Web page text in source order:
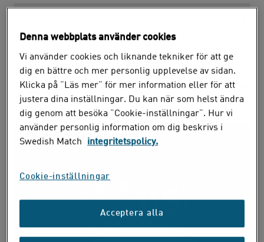
Öppettider
Kontakta butiken
Denna webbplats använder cookies
Vi använder cookies och liknande tekniker för att ge
dig en bättre och mer personlig upplevelse av sidan.
Klicka på ”Läs mer” för mer information eller för att
justera dina inställningar. Du kan när som helst ändra
dig genom att besöka ”Cookie-inställningar”. Hur vi
använder personlig information om dig beskrivs i
Swedish Match
integritetspolicy.
Cookie-inställningar
Acceptera alla